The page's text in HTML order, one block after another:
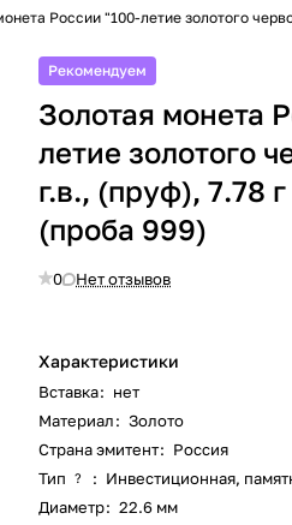
России "100-летие золотого
Рекомендуем
Золотая монета
летие золотого
г.в., (пруф), 7.78
(проба 999)
0 Нет отзывов
Характеристики
Вставка: нет
Материал: Золото
Страна эмитент: Россия
Тип
? : Инвестиционная,
Диаметр: 22.6 мм